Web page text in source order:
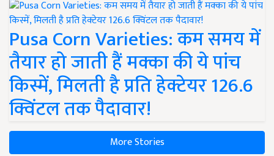
Pusa Corn Varieties: कम समय में
तैयार हो जाती हैं मक्का की ये पांच
किस्में, मिलती है प्रति हेक्टेयर 126.6
क्विंटल तक पैदावार!
More Stories